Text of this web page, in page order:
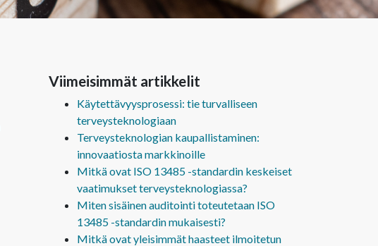
Viimeisimmät artikkelit
Käytettävyysprosessi: tie turvalliseen
terveysteknologiaan
Terveysteknologian kaupallistaminen:
innovaatiosta markkinoille
Mitkä ovat ISO 13485 -standardin keskeiset
vaatimukset terveysteknologiassa?
Miten sisäinen auditointi toteutetaan ISO
13485 -standardin mukaisesti?
Mitkä ovat yleisimmät haasteet ilmoitetun